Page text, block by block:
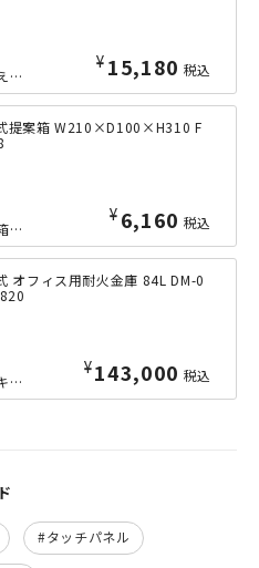
¥ 15,180 税込
見やすいタイトルプレートに加え、キーホルダーの色がカラー分類されていることにより、スムーズなカギの整理保管を実現した、48個収容タイプのキーステーションです。携帯・壁掛け共用タイプとなっており、小規模...
提案箱 W210×D100×H310 F
¥ 6,160 税込
社内の意見をくみ上げる、目安箱や投票箱として幅広くご使用いただける、ポータブルな投書式提案箱です。ハガキサイズの投入口は投入専用となっており、付属のシリンダー錠で扉をしっかりとロックすることで、大切な...
オフィス用耐火金庫 84L DM-0
¥143,000 税込
デジタルテンキーとシリンダーキーによるダブルロック式を採用した、オフィス用耐火金庫の容量84Lタイプです。シリンダーキーを開錠した状態であれば、テンキー操作だけでの開閉も可能ですので、ダブルロックとシ...
タッチパネル